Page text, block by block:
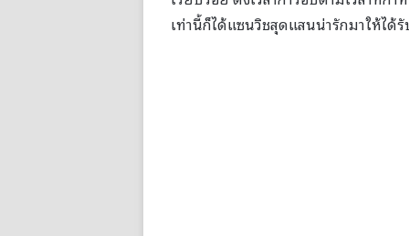
เท่านี้ก็ได้แซนวิชสุดแสนน่ารักมาให้ได้